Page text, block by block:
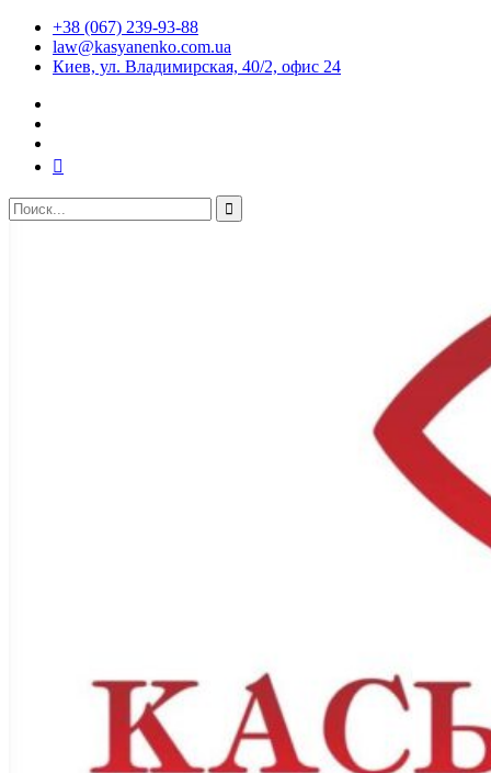
+38 (067) 239-93-88
law@kasyanenko.com.ua
Киев, ул. Владимирская, 40/2, офис 24